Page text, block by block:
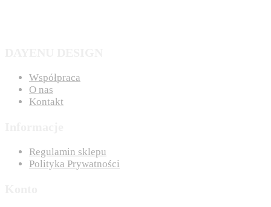
Współpraca
O nas
Kontakt
Regulamin sklepu
Polityka Prywatności